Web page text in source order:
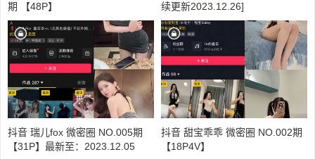
期 【48P】
续更新2023.12.26]
抖音 瑞儿fox 微密圈 NO.005期
【31P】最新至：2023.12.05
抖音 甜宝乖乖 微密圈 NO.002期
【18P4V】